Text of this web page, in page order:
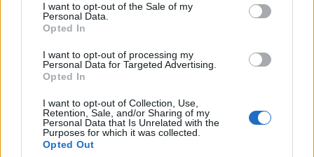
I want to opt-out of the Sale of my
Personal Data.
Opted In
I want to opt-out of processing my
Personal Data for Targeted Advertising.
Opted In
I want to opt-out of Collection, Use,
Retention, Sale, and/or Sharing of my
Personal Data that Is Unrelated with the
Purposes for which it was collected.
Opted Out
szóljon hozzá!
Ezek is érdekelhetik
Székelyhon